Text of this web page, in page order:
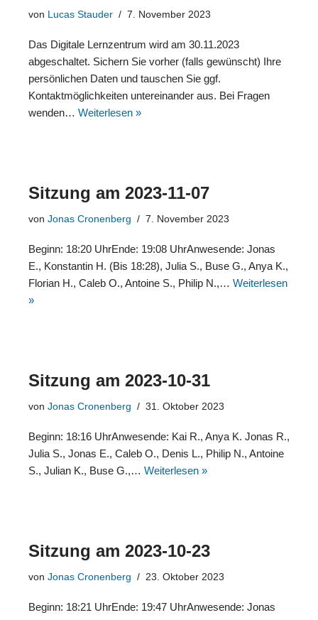
von Lucas Stauder 7. November 2023
Das Digitale Lernzentrum wird am 30.11.2023
abgeschaltet. Sichern Sie vorher (falls gewünscht) Ihre
persönlichen Daten und tauschen Sie ggf.
Kontaktmöglichkeiten untereinander aus. Bei Fragen
wenden… Weiterlesen »
Sitzung am 2023-11-07
von Jonas Cronenberg 7. November 2023
Beginn: 18:20 UhrEnde: 19:08 UhrAnwesende: Jonas
E., Konstantin H. (Bis 18:28), Julia S., Buse G., Anya K.,
Florian H., Caleb O., Antoine S., Philip N.,… Weiterlesen
»
Sitzung am 2023-10-31
von Jonas Cronenberg 31. Oktober 2023
Beginn: 18:16 UhrAnwesende: Kai R., Anya K. Jonas R.,
Julia S., Jonas E., Caleb O., Denis L., Philip N., Antoine
S., Julian K., Buse G.,… Weiterlesen »
Sitzung am 2023-10-23
von Jonas Cronenberg 23. Oktober 2023
Beginn: 18:21 UhrEnde: 19:47 UhrAnwesende: Jonas